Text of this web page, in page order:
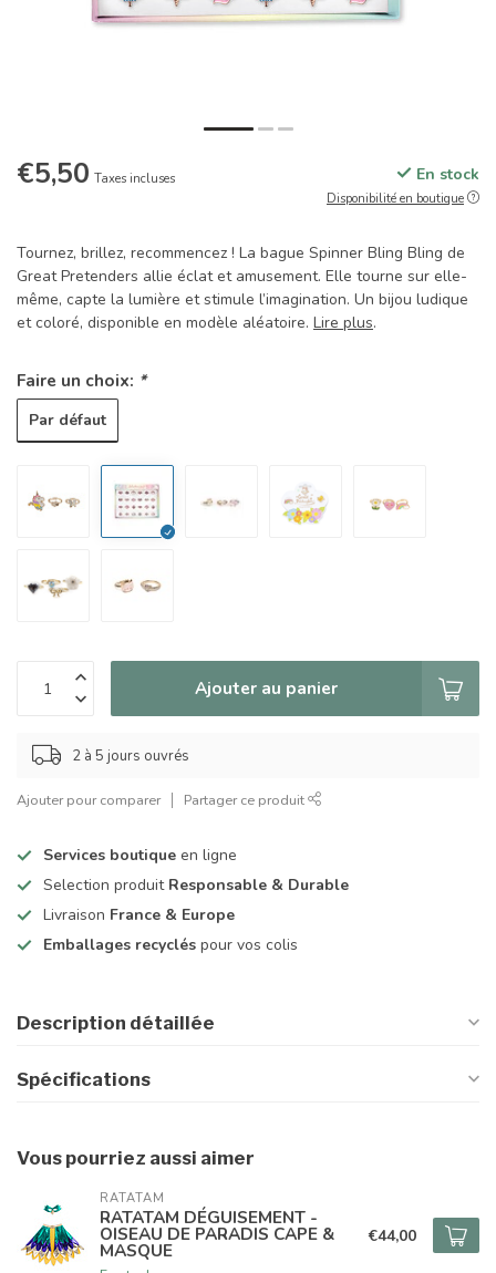
€5,50 Taxes incluses En stock
Disponibilité en boutique
Tournez, brillez, recommencez ! La bague Spinner Bling Bling de
Great Pretenders allie éclat et amusement. Elle tourne sur elle-
même, capte la lumière et stimule l’imagination. Un bijou ludique
et coloré, disponible en modèle aléatoire. Lire plus.
Faire un choix: *
Par défaut
Ajouter au panier
2 à 5 jours ouvrés
Ajouter pour comparer Partager ce produit
Services boutique en ligne
Selection produit Responsable & Durable
Livraison France & Europe
Emballages recyclés pour vos colis
Description détaillée
Spécifications
Vous pourriez aussi aimer
RATATAM
RATATAM DÉGUISEMENT -
OISEAU DE PARADIS CAPE &
MASQUE
€44,00